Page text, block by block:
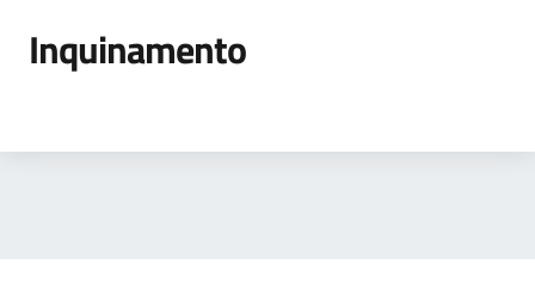
Inquinamento